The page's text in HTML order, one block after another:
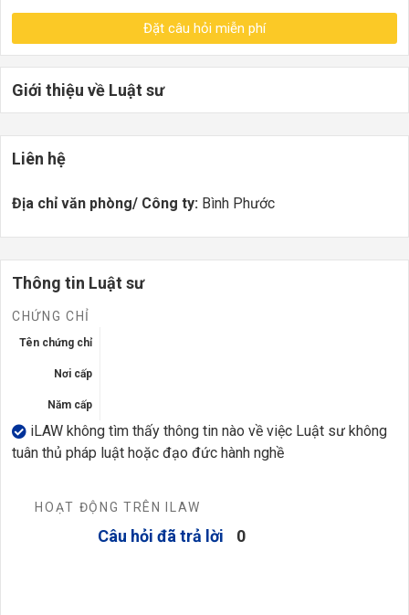
Đặt câu hỏi miễn phí
Giới thiệu về Luật sư
Liên hệ
Địa chỉ văn phòng/ Công ty: Bình Phước
Thông tin Luật sư
CHỨNG CHỈ
Tên chứng chỉ
Nơi cấp
Năm cấp
iLAW không tìm thấy thông tin nào về việc Luật sư không
tuân thủ pháp luật hoặc đạo đức hành nghề
HOẠT ĐỘNG TRÊN ILAW
Câu hỏi đã trả lời 0